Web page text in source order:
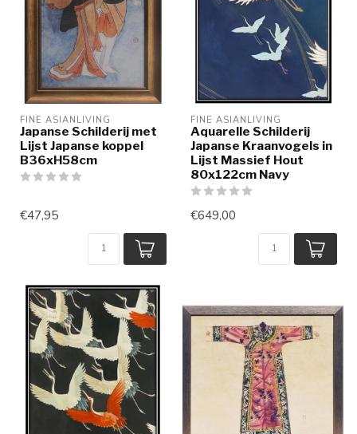
FINE ASIANLIVING
Japanse Schilderij met
Lijst Japanse koppel
B36xH58cm
€47,95
FINE ASIANLIVING
Aquarelle Schilderij
Japanse Kraanvogels in
Lijst Massief Hout
80x122cm Navy
€649,00